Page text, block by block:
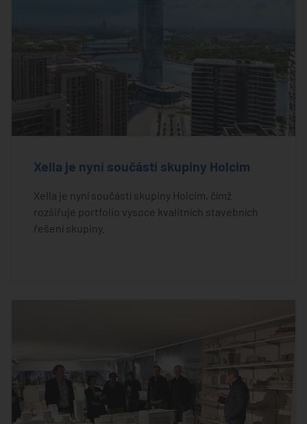
Xella je nyní součástí skupiny Holcim
Xella je nyní součástí skupiny Holcim, čímž
rozšiřuje portfolio vysoce kvalitních stavebních
řešení skupiny.